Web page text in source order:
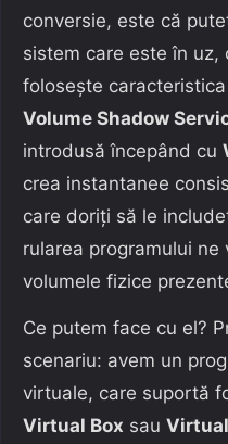
conversie, este că
sistem care este în uz,
folosește caracteristica
Volume Shadow
introdusă începând cu
crea instantanee
care doriți să le
rularea programului
volumele fizice
Ce putem face cu el?
scenariu: avem un
virtuale, care suportă
Virtual Box sau